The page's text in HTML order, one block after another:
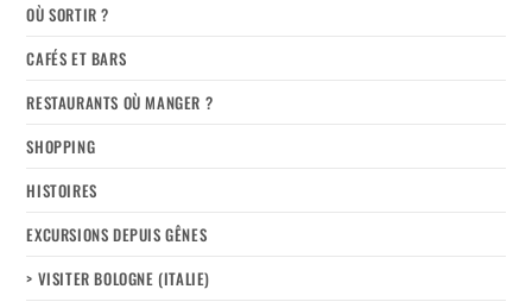
OÙ SORTIR ?
CAFÉS ET BARS
RESTAURANTS OÙ MANGER ?
SHOPPING
HISTOIRES
EXCURSIONS DEPUIS GÊNES
> VISITER BOLOGNE (ITALIE)